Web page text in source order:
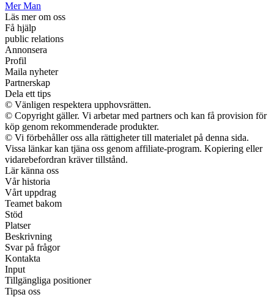
Mer Man
Läs mer om oss
Få hjälp
public relations
Annonsera
Profil
Maila nyheter
Partnerskap
Dela ett tips
© Vänligen respektera upphovsrätten.
© Copyright gäller. Vi arbetar med partners och kan få provision för
köp genom rekommenderade produkter.
© Vi förbehåller oss alla rättigheter till materialet på denna sida.
Vissa länkar kan tjäna oss genom affiliate-program. Kopiering eller
vidarebefordran kräver tillstånd.
Lär känna oss
Vår historia
Vårt uppdrag
Teamet bakom
Stöd
Platser
Beskrivning
Svar på frågor
Kontakta
Input
Tillgängliga positioner
Tipsa oss